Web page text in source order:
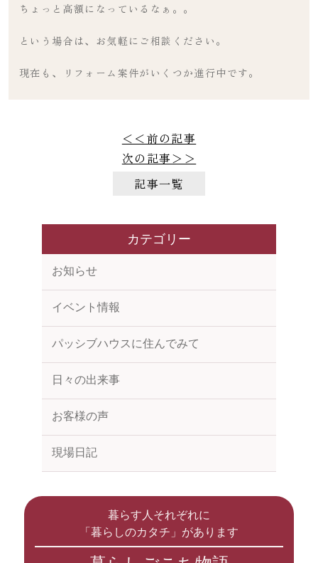
ちょっと高額になっているなぁ。。
という場合は、お気軽にご相談ください。
現在も、リフォーム案件がいくつか進行中です。
＜＜前の記事
記事一覧
次の記事＞＞
カテゴリー
お知らせ
イベント情報
パッシブハウスに住んでみて
日々の出来事
お客様の声
現場日記
暮らす人それぞれに
「暮らしのカタチ」があります